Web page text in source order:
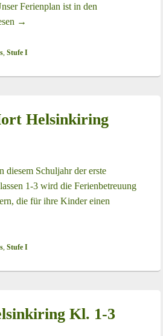
Ferienplan ist in den
Herbstferien 2025 im Hort Helsinkiring
→
Stufe I
Helsinkiring
Schuljahr der erste
1-3 wird die Ferienbetreuung
die für ihre Kinder einen
02.10.2025 im Hort Helsinkiring
Stufe I
Kl. 1-3